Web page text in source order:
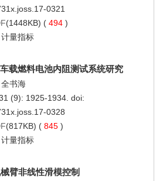
0321
(1448KB) ( 494 )
计量指标
载燃料电池内阻测试系统研究
书海
(9): 1925-1934. doi:
0328
(817KB) ( 845 )
计量指标
臂非线性滑模控制